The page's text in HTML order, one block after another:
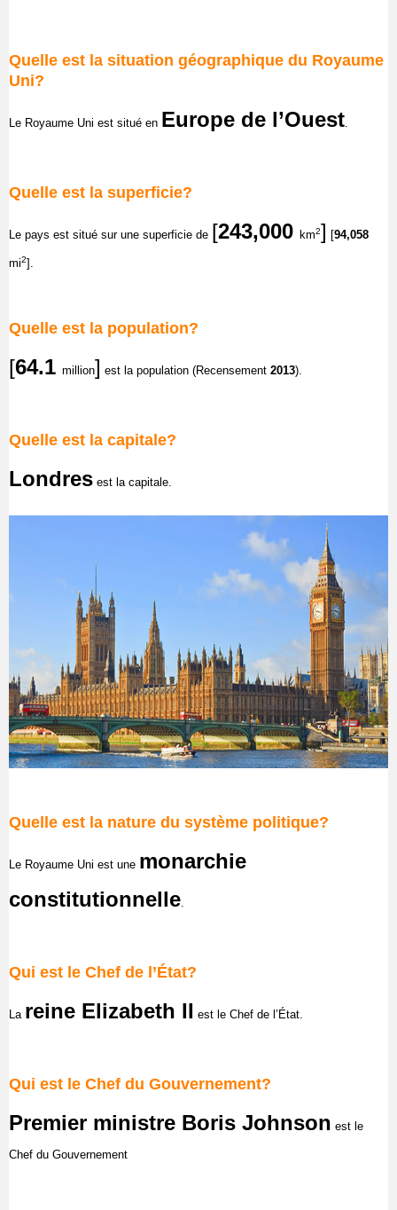
Quelle est la situation géographique du Royaume
Uni?
Le Royaume Uni est situé en Europe de l’Ouest.
Quelle est la superficie?
Le pays est situé sur une superficie de [243,000 km2] [94,058
mi2] .
Quelle est la population?
[64.1 million] est la population (Recensement 2013).
Quelle est la capitale?
Londres est la capitale.
Quelle est la nature du système politique?
Le Royaume Uni est une monarchie
constitutionnelle.
Qui est le Chef de l’État?
La reine Elizabeth II est le Chef de l’État.
Qui est le Chef du Gouvernement?
Premier ministre Boris Johnson est le
Chef du Gouvernement